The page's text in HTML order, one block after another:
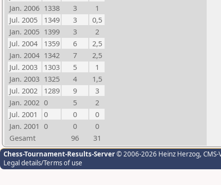
Jan. 2006 1338 3
1
Jul. 2005
1349 3
0,5
Jan. 2005 1399 3
2
Jul. 2004
1359 6
2,5
Jan. 2004 1342 7
2,5
Jul. 2003
1303 5
1
Jan. 2003 1325 4
1,5
Jul. 2002
1289 9
3
Jan. 2002 0 5
2
Jul. 2001
0 0
0
Jan. 2001 0 0
0
Gesamt
96 31
Chess-Tournament-Results-Server© 2006-2026 Heinz Herzog,
Legal details/Terms of use